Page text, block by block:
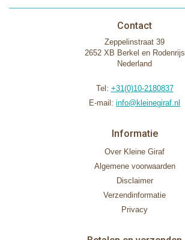
Contact
Zeppelinstraat 39
2652 XB Berkel en Rodenrijs
Nederland
Tel: +31(0)10-2180837
E-mail: info@kleinegiraf.nl
Informatie
Over Kleine Giraf
Algemene voorwaarden
Disclaimer
Verzendinformatie
Privacy